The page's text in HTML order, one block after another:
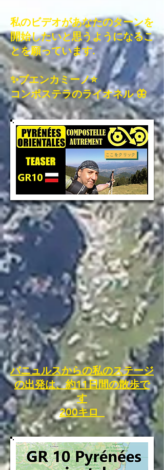
私のビデオがあなたのターンを
開始したいと思うようになるこ
とを願っています.
✨ブエンカミーノ⭐
コンポステラのライオネル 🦋
ここをクリック
バニュルスからの私のステージ
の出発は、約11日間の散歩で
す
200キロ